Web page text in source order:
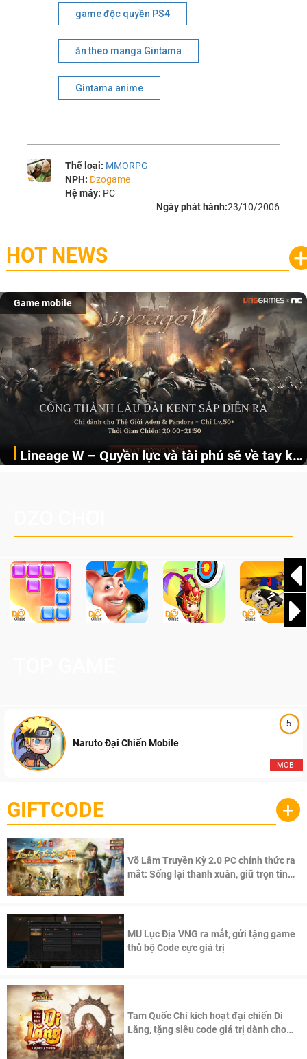
game độc quyền PS4
ăn theo manga Gintama
Gintama anime
Thể loại: MMORPG
NPH: Dzogame
Hệ máy: PC
Ngày phát hành:23/10/2006
HOT NEWS
Game mobile
Lineage W – Quyền lực và tài phú sẽ về tay kẻ
5
MOBI
Naruto Đại Chiến Mobile
GIFTCODE +
Võ Lâm Truyền Kỳ 2.0 PC chính thức ra
mắt: Sống lại thanh xuân, giữ trọn tinh
MU Lục Địa VNG ra mắt, gửi tặng game
thủ bộ Code cực giá trị
Tam Quốc Chí kích hoạt đại chiến Di
Lăng, tặng siêu code giá trị dành cho